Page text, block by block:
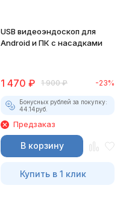
USB видеоэндоскоп для
Android и ПК с насадками
1 470 ₽ 1 900 ₽ -23%
Бонусных рублей за покупку:
44.14руб.
Предзаказ
В корзину
Купить в 1 клик